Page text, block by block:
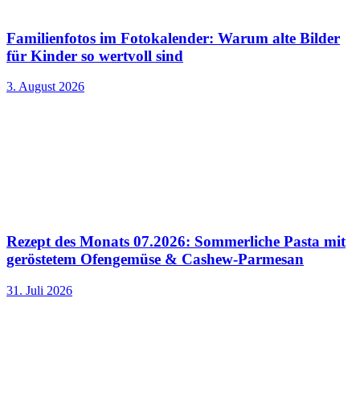
Familienfotos im Fotokalender: Warum alte Bilder
für Kinder so wertvoll sind
3. August 2026
Rezept des Monats 07.2026: Sommerliche Pasta mit
geröstetem Ofengemüse & Cashew-Parmesan
31. Juli 2026